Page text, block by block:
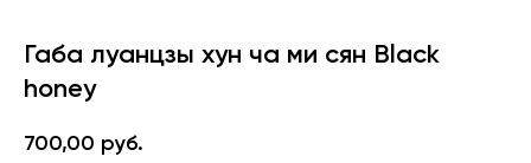
Габа луанцзы хун ча ми сян Black
honey
700,00 руб.